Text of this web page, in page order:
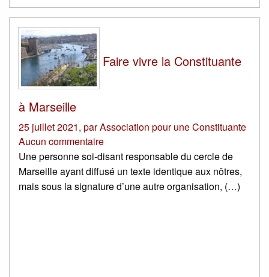
Faire vivre la Constituante
à Marseille
25 juillet 2021, parAssociation pour une Constituante
Aucun commentaire
Une personne soi-disant responsable du cercle de
Marseille ayant diffusé un texte identique aux nôtres,
mais sous la signature d’une autre organisation, (…)